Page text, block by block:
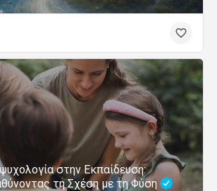
στην Εκπαίδευση:
τη Σχέση με τη Φύση